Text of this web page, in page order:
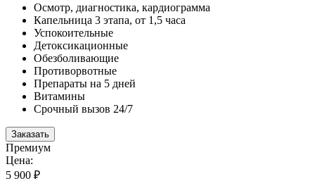
Осмотр, диагностика, кардиограмма
Капельница 3 этапа, от 1,5 часа
Успокоительные
Детоксикационные
Обезболивающие
Противорвотные
Препараты на 5 дней
Витамины
Срочный вызов 24/7
Заказать
Премиум
Цена:
5 900 ₽